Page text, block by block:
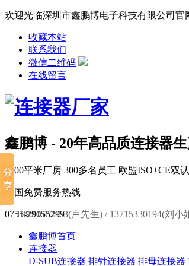
欢迎光临深圳市鑫鹏博电子科技有限公司官
收藏本站
联系我们
微信二维码
在线留言
鑫鹏博 - 20年高品质连接器
6000平米厂房 300多名员工 欧盟ISO+CE双
全国免费服务热线
0755-29055299
18924670453(卢先生) / 13715330194(刘小
鑫鹏博首页
连接器
D-SUB连接器 排针连接器 排母连接器